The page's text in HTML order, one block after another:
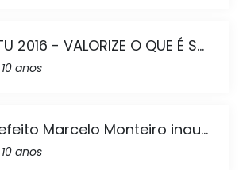
2016 - VALORIZE O QUE É S...
anos
Marcelo Monteiro inau...
anos